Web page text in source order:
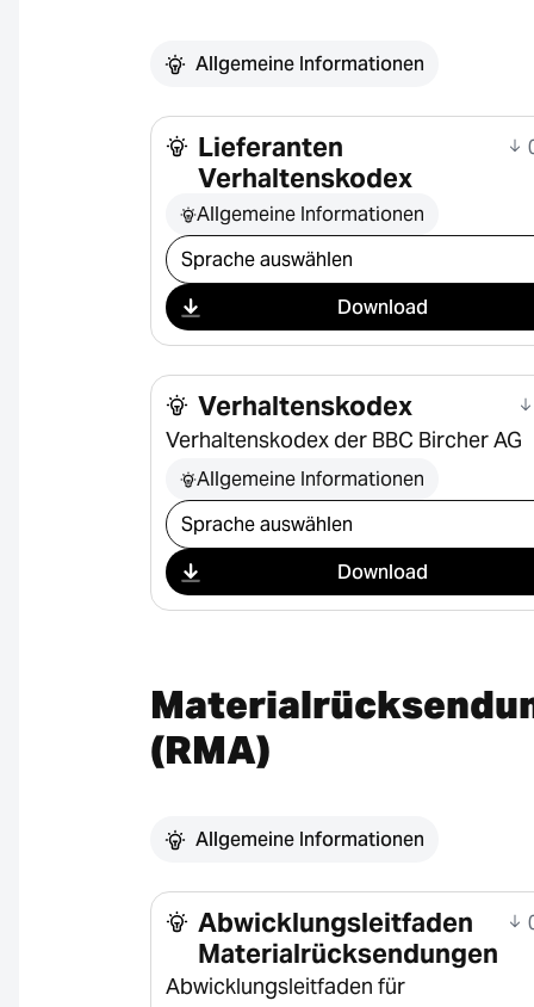
Allgemeine Informationen
Lieferanten
Verhaltenskodex
Allgemeine Informationen
Download auswählen
Download
Verhaltenskodex
Verhaltenskodex der BBC Bircher AG
Allgemeine Informationen
Download auswählen
Download
(RMA)
Allgemeine Informationen
Abwicklungsleitfaden
Materialrücksendungen
Abwicklungsleitfaden für